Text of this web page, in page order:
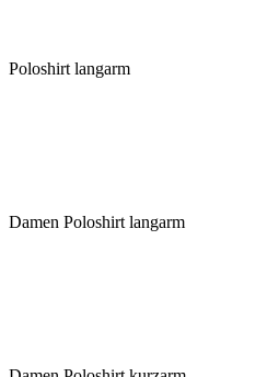
Poloshirt langarm
Damen Poloshirt langarm